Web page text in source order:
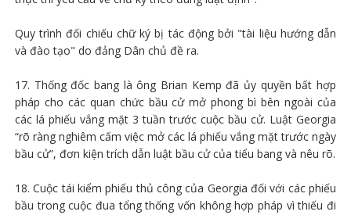
Quy trình đối chiếu chữ ký bị tác động bởi "tài liệu hướng dẫn
và đào tạo" do đảng Dân chủ đề ra.
17. Thống đốc bang là ông Brian Kemp đã ủy quyền bất hợp
pháp cho các quan chức bầu cử mở phong bì bên ngoài của
các lá phiếu vắng mặt 3 tuần trước cuộc bầu cử. Luật Georgia
“rõ ràng nghiêm cấm việc mở các lá phiếu vắng mặt trước ngày
bầu cử”, đơn kiện trích dẫn luật bầu cử của tiểu bang và nêu rõ.
18. Cuộc tái kiểm phiếu thủ công của Georgia đối với các phiếu
bầu trong cuộc đua tổng thống vốn không hợp pháp vì thiếu đi